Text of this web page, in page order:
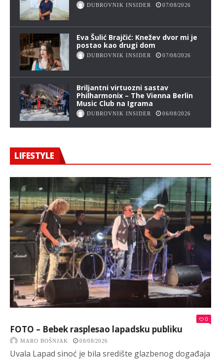
DUBROVNIK INSIDER 07/08/2026
Eva Šulić Brajčić: Knežev dvor mi je
postao kao drugi dom
DUBROVNIK INSIDER 07/08/2026
Briljantni virtuozni sastav
Philharmonix – The Vienna Berlin
Music Club na Igrama
DUBROVNIK INSIDER 06/08/2026
LIFESTYLE
0
FOTO – Bebek rasplesao lapadsku publiku
MARO BOŠNJAK 08/08/2026
Uvala Lapad sinoć je bila središte glazbenog događaja